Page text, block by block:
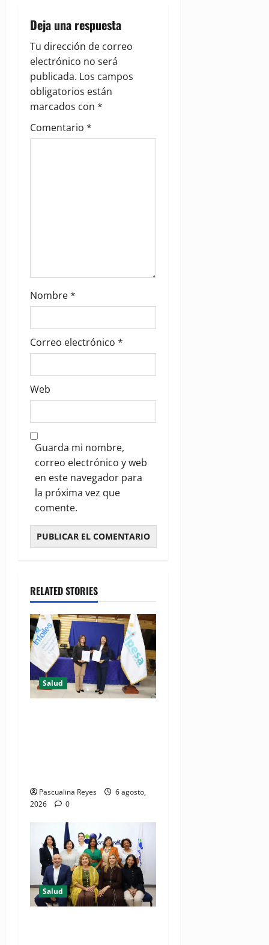
i
g
a
t
i
Deja una respuesta
Tu dirección de correo
electrónico no será
publicada. Los campos
obligatorios están
marcados con *
Comentario *
Nombre*
Correo electrónico *
Web
Guarda mi nombre,
correo electrónico y web
en este navegador para
la próxima vez que
comente.
RELATED STORIES
Salud
Pascualina Reyes
6 agosto,
2026
0
Salud